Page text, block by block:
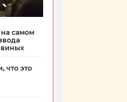
самом
что это